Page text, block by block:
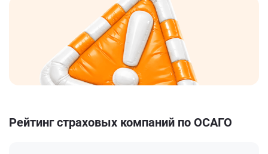
Рейтинг страховых компаний по ОСАГО